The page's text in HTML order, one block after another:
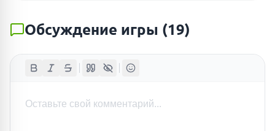
Обсуждение игры (19)